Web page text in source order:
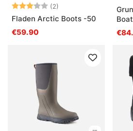
Arvio: (2)
3.0 5:sta tähdestä
Fladen Arctic Boots -50
€59.90